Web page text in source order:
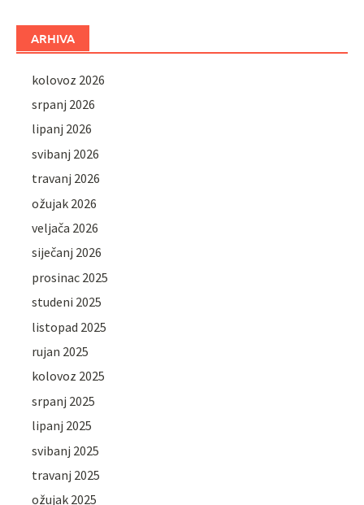
ARHIVA
kolovoz 2026
srpanj 2026
lipanj 2026
svibanj 2026
travanj 2026
ožujak 2026
veljača 2026
siječanj 2026
prosinac 2025
studeni 2025
listopad 2025
rujan 2025
kolovoz 2025
srpanj 2025
lipanj 2025
svibanj 2025
travanj 2025
ožujak 2025